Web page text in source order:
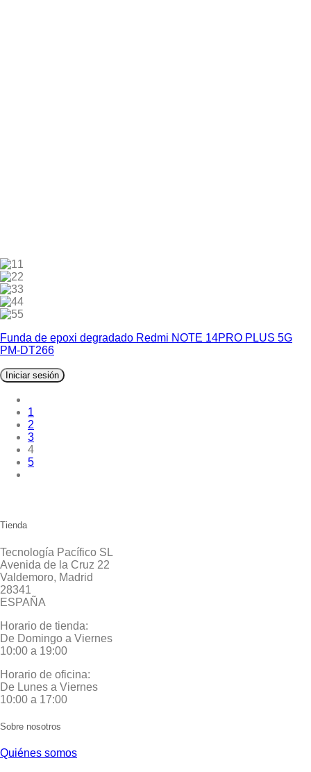
1
2
3
4
5
Funda de epoxi degradado Redmi NOTE 14PRO PLUS 5G
PM-DT266
Iniciar sesión
1
2
3
4
5
Tienda
Tecnología Pacífico SL
Avenida de la Cruz 22
Valdemoro, Madrid
28341
ESPAÑA
Horario de tienda:
De Domingo a Viernes
10:00 a 19:00
Horario de oficina:
De Lunes a Viernes
10:00 a 17:00
Sobre nosotros
Quiénes somos